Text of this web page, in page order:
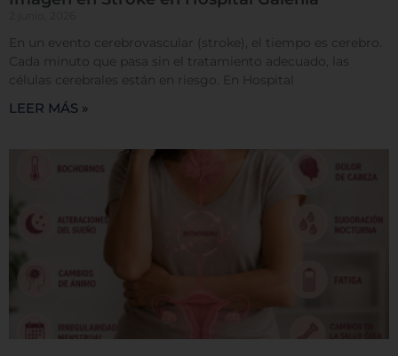
En un evento cerebrovascular (stroke), el tiempo es cerebro.
Cada minuto que pasa sin el tratamiento adecuado, las
células cerebrales están en riesgo. En Hospital
LEER MÁS »
Permitir todas
Sistema de personalización de cookies
Cookies dirigidas
Cookies de funcionalidad